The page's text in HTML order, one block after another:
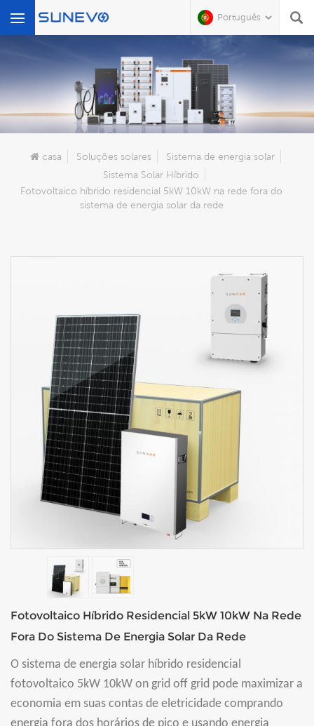
Português
O Que Você Está Procurando?
casa Soluções solares
Sistema de energia solar
Sistema Solar Híbrido
Fotovoltaico híbrido residencial 5kW 10kW na rede fora do
sistema de energia solar da rede
Fotovoltaico Híbrido Residencial 5kW 10kW Na Rede
Fora Do Sistema De Energia Solar Da Rede
O sistema de energia solar híbrido residencial
fotovoltaico 5kW 10kW on grid off grid pode maximizar a
economia em suas contas de eletricidade comprando